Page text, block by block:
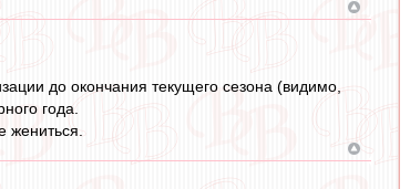
до окончания текущего сезона (видимо,
года.